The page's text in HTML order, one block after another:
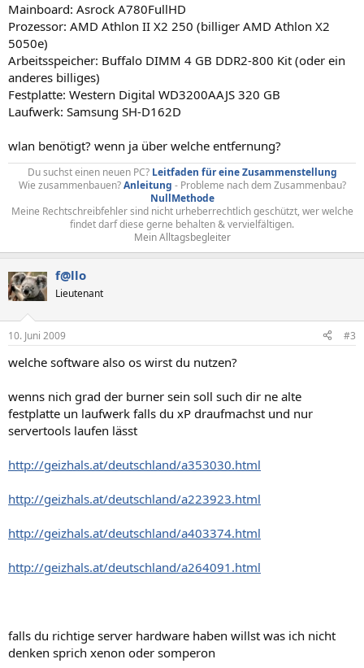
Mainboard: Asrock A780FullHD
Prozessor: AMD Athlon II X2 250 (billiger AMD Athlon X2
5050e)
Arbeitsspeicher: Buffalo DIMM 4 GB DDR2-800 Kit (oder ein
anderes billiges)
Festplatte: Western Digital WD3200AAJS 320 GB
Laufwerk: Samsung SH-D162D
wlan benötigt? wenn ja über welche entfernung?
Du suchst einen neuen PC? Leitfaden für eine Zusammenstellung
Wie zusammenbauen?Anleitung - Probleme nach dem Zusammenbau?
NullMethode
Meine Rechtschreibfehler sind nicht urheberrechtlich geschützt, wer welche
findet darf diese gerne behalten & vervielfältigen.
Mein Alltagsbegleiter
f@llo
Lieutenant
10. Juni 2009 #3
welche software also os wirst du nutzen?
wenns nich grad der burner sein soll such dir ne alte
festplatte un laufwerk falls du xP draufmachst und nur
servertools laufen lässt
http://geizhals.at/deutschland/a353030.html
http://geizhals.at/deutschland/a223923.html
http://geizhals.at/deutschland/a403374.html
http://geizhals.at/deutschland/a264091.html
falls du richtige server hardware haben willst was ich nicht
denken sprich xenon oder somperon